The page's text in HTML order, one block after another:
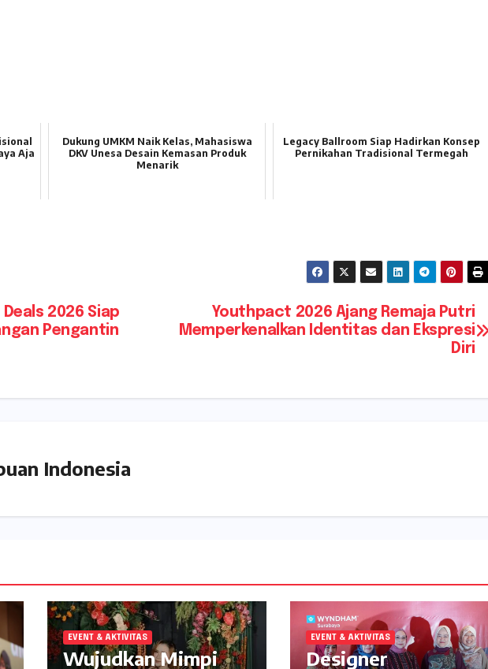
Aja
Dukung UMKM Naik Kelas, Mahasiswa
DKV Unesa Desain Kemasan Produk
Menarik
Legacy Ballroom Siap Hadirkan Konsep
Pernikahan Tradisional Termegah
Youthpact 2026 Ajang Remaja Putri
Memperkenalkan Identitas dan Ekspresi
Diri
2026 Siap
Pengantin
Indonesia
EVENT & AKTIVITAS
Wujudkan Mimpi
EVENT & AKTIVITAS
Designer